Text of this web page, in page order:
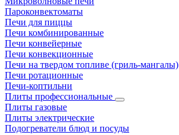
Пароконвектоматы
Печи для пиццы
Печи комбинированные
Печи конвейерные
Печи конвекционные
Печи на твердом топливе (гриль-мангалы)
Печи ротационные
Печи-коптильни
Плиты профессиональные
Плиты газовые
Плиты электрические
Подогреватели блюд и посуды